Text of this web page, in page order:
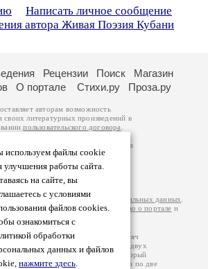
Написать личное сообщение
автора Живая Поэзия Кубани
файлы cookie
улучшения работы сайта.
на сайте, вы
с условиями
файлов cookies.
ознакомиться с
обработки
данных и файлов
нажмите здесь.
Рецензии Поиск
Магазин
О портале Стихи.ру Проза.ру
авторам возможность
своих литературных произведений в
пользовательского договора
произведения принадлежат авторам
. Перепечатка произведений возможна
к которому вы можете
странице. Ответственность за
несут самостоятельно на
изаконодательства
Политики обработки персональных данных
более подробнуюинформацию о портале и
портала Стихи.ру – порядка 200 тысяч
общей сумме просматривают более двух
счетчика посещаемости, который
текста. В каждой графе указано по две